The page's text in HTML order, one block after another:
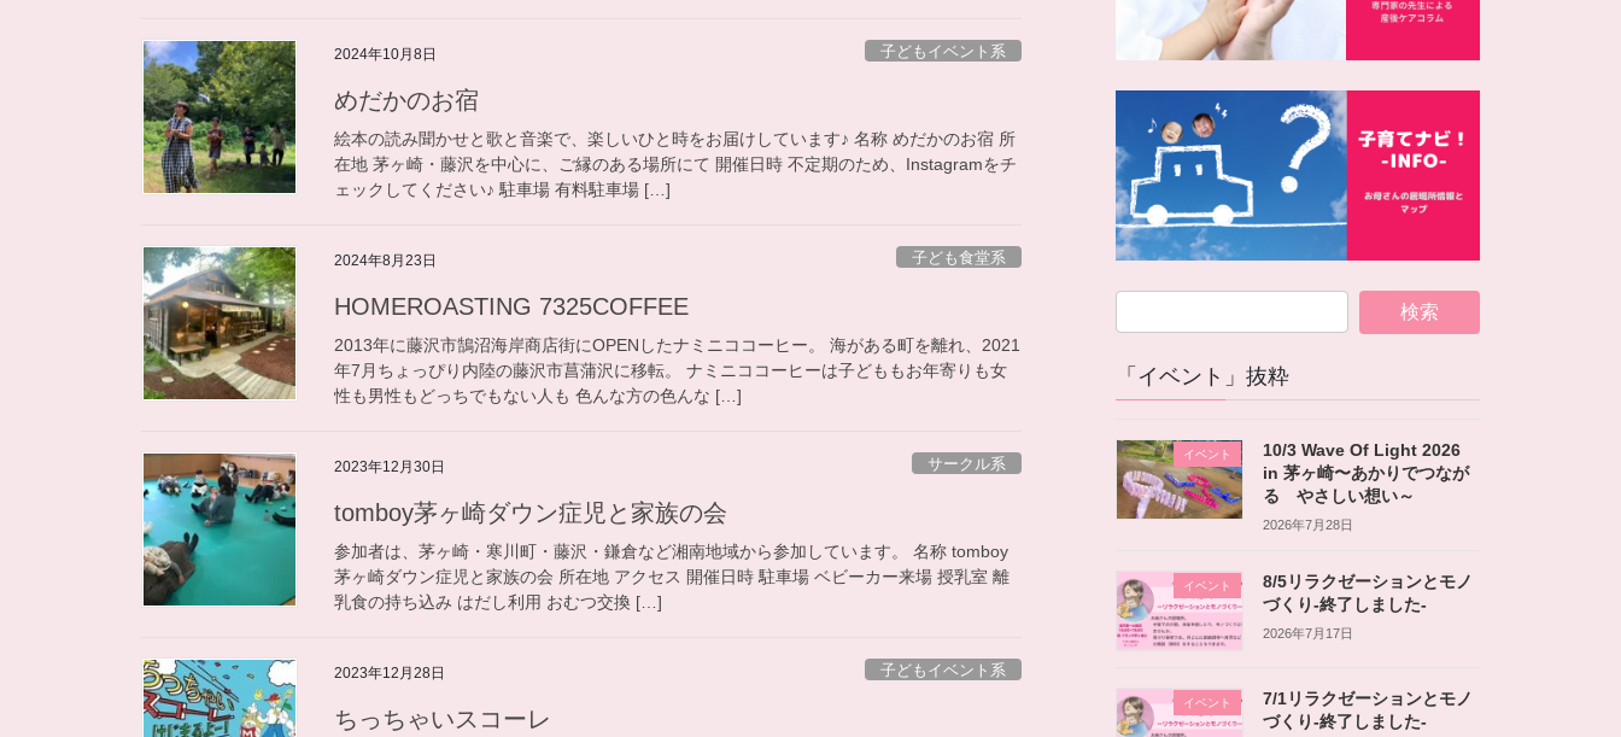
2024年10月8日 子どもイベント系
めだかのお宿
絵本の読み聞かせと歌と音楽で、楽しいひと時をお届けしています♪ 名称 めだかのお宿 所
在地 茅ヶ崎・藤沢を中心に、ご縁のある場所にて 開催日時 不定期のため、Instagramをチ
ェックしてください♪ 駐車場 有料駐車場 […]
2024年8月23日 子ども食堂系
HOMEROASTING 7325COFFEE
2013年に藤沢市鵠沼海岸商店街にOPENしたナミニココーヒー。 海がある町を離れ、2021
年7月ちょっぴり内陸の藤沢市菖蒲沢に移転。 ナミニココーヒーは子どももお年寄りも女
性も男性もどっちでもない人も 色んな方の色んな […]
2023年12月30日 サークル系
​tomboy​茅ヶ崎ダウン症児と家族の会
参加者は、茅ヶ崎・寒川町・藤沢・鎌倉など湘南地域から参加しています。 名称 ​tomboy​
茅ヶ崎ダウン症児と家族の会 所在地 アクセス 開催日時 駐車場 ベビーカー来場 授乳室 離
乳食の持ち込み はだし利用 おむつ交換 […]
2023年12月28日 子どもイベント系
​​​ちっちゃいスコーレ
「イベント」抜粋
イベント
10/3 Wave Of Light 2026
in 茅ヶ崎〜あかりでつなが
る やさしい想い～
2026年7月28日
イベント
8/5リラクゼーションとモノ
づくり-終了しました-
2026年7月17日
イベント
7/1リラクゼーションとモノ
づくり-終了しました-